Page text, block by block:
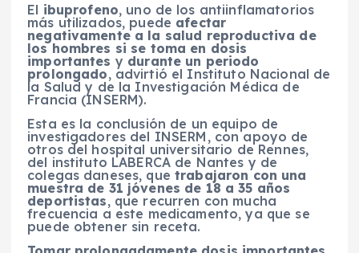
El ibuprofeno, uno de los antiinflamatorios
más utilizados, puede afectar
negativamente a la salud reproductiva de
los hombres si se toma en dosis
importantes y durante un periodo
prolongado, advirtió el Instituto Nacional de
la Salud y de la Investigación Médica de
Francia (INSERM).
Esta es la conclusión de un equipo de
investigadores del INSERM, con apoyo de
otros del hospital universitario de Rennes,
del instituto LABERCA de Nantes y de
colegas daneses, quetrabajaron con una
muestra de 31 jóvenes de 18 a 35 años
deportistas, que recurren con mucha
frecuencia a este medicamento, ya que se
puede obtener sin receta.